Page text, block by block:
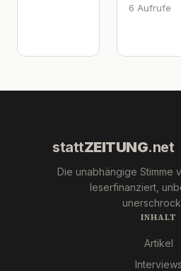
6 Aufrufe
stattZEITUNG.net
Die unabhängige Stimme
leserfinanziert,
INHALT
Artikel
Interviews